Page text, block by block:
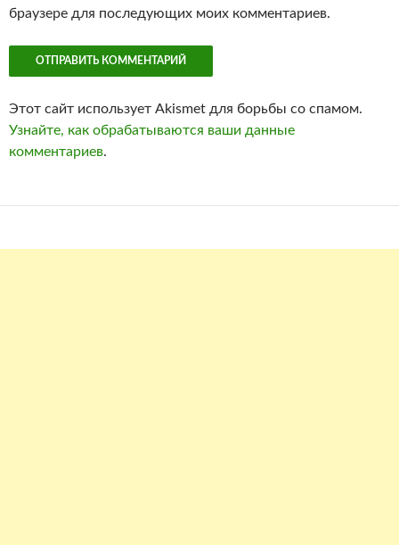
браузере для последующих моих комментариев.
Этот сайт использует Akismet для борьбы со спамом.
Узнайте, как обрабатываются ваши данные
комментариев.